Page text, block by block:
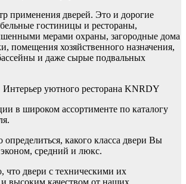
применения дверей. Это и дорогие
гостиницы и рестораны,
мерами охраны, загородные дома
помещения хозяйственного назначения,
и даже сырые подвальных
Интерьер уютного ресторана KNRDY
в широком ассортименте по каталогу
определиться, какого класса двери Вы
средний и люкс.
что двери с техническими их
и высоким качеством от наших